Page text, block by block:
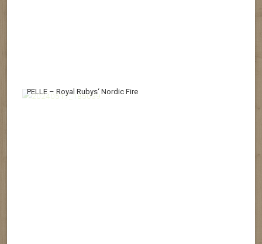
PELLE – Royal Rubys‘ Nordic Fire